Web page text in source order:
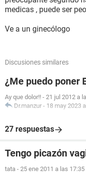
medicas , puede ser
Ve a un ginecólogo
Discusiones similares
¿Me puedo poner
Ay que dolor!! - 21 jul 2012 a
Dr.manzur - 18 may 2023
27 respuestas
Tengo picazón
tata - 25 ene 2011 a las 17:35